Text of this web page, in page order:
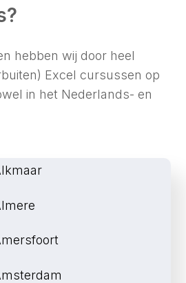
hebben wij door heel
Excel cursussen op
in het Nederlands- en